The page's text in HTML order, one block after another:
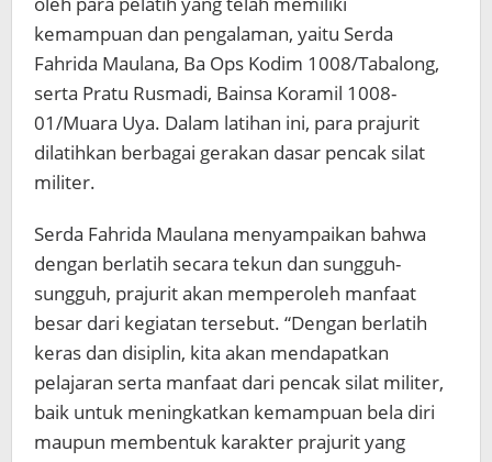
kemampuan dan pengalaman, yaitu Serda
Fahrida Maulana, Ba Ops Kodim 1008/Tabalong,
serta Pratu Rusmadi, Bainsa Koramil 1008-
01/Muara Uya. Dalam latihan ini, para prajurit
dilatihkan berbagai gerakan dasar pencak silat
militer.
Serda Fahrida Maulana menyampaikan bahwa
dengan berlatih secara tekun dan sungguh-
sungguh, prajurit akan memperoleh manfaat
besar dari kegiatan tersebut. “Dengan berlatih
keras dan disiplin, kita akan mendapatkan
pelajaran serta manfaat dari pencak silat militer,
baik untuk meningkatkan kemampuan bela diri
maupun membentuk karakter prajurit yang